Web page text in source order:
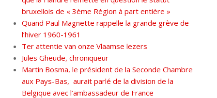
bruxellois de « 3ème Région à part entière »
Quand Paul Magnette rappelle la grande grève de
l’hiver 1960-1961
Ter attentie van onze Vlaamse lezers
Jules Gheude, chroniqueur
Martin Bosma, le président de la Seconde Chambre
aux Pays-Bas, aurait parlé de la division de la
Belgique avec l’ambassadeur de France